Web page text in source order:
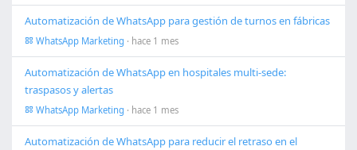
Automatización de WhatsApp para gestión de turnos en fábricas
WhatsApp Marketing · hace 1 mes
Automatización de WhatsApp en hospitales multi-sede:
traspasos y alertas
WhatsApp Marketing · hace 1 mes
Automatización de WhatsApp para reducir el retraso en el